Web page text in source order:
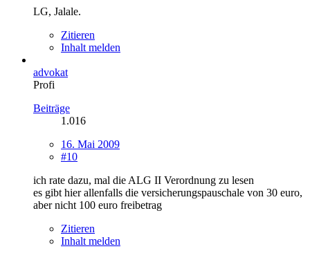
LG, Jalale.
Zitieren
Inhalt melden
advokat
Profi
Beiträge
1.016
16. Mai 2009
#10
ich rate dazu, mal die ALG II Verordnung zu lesen
es gibt hier allenfalls die versicherungspauschale von 30 euro,
aber nicht 100 euro freibetrag
Zitieren
Inhalt melden